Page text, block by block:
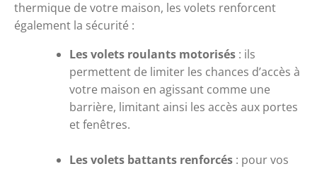
thermique de votre maison, les volets renforcent
également la sécurité :
Les volets roulants motorisés : ils
permettent de limiter les chances d’accès à
votre maison en agissant comme une
barrière, limitant ainsi les accès aux portes
et fenêtres.
Les volets battants renforcés : pour vos